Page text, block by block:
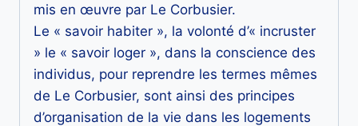
mis en œuvre par Le Corbusier.
Le « savoir habiter », la volonté d’« incruster
» le « savoir loger », dans la conscience des
individus, pour reprendre les termes mêmes
de Le Corbusier, sont ainsi des principes
d’organisation de la vie dans les logements